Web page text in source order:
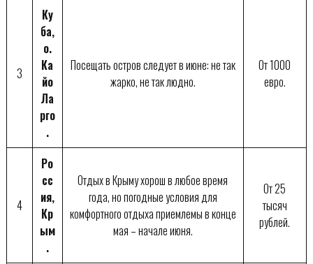
3
Ку
ба,
о.
Ка
йо
Ла
рго
.
Посещать остров следует в июне: не так
жарко, не так людно.
От 1000
евро.
4
Ро
сс
ия,
Кр
ым
.
Отдых в Крыму хорош в любое время
года, но погодные условия для
комфортного отдыха приемлемы в конце
мая – начале июня.
От 25
тысяч
рублей.